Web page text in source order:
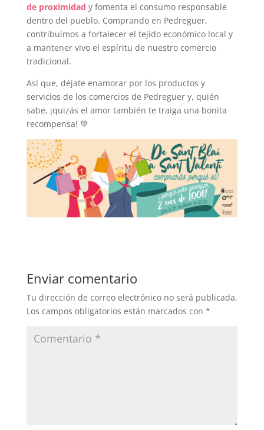
de proximidad y fomenta el consumo responsable
dentro del pueblo. Comprando en Pedreguer,
contribuimos a fortalecer el tejido económico local y
a mantener vivo el espíritu de nuestro comercio
tradicional.
Así que, déjate enamorar por los productos y
servicios de los comercios de Pedreguer y, quién
sabe, ¡quizás el amor también te traiga una bonita
recompensa! 💚
Enviar comentario
Tu dirección de correo electrónico no será publicada.
Los campos obligatorios están marcados con *